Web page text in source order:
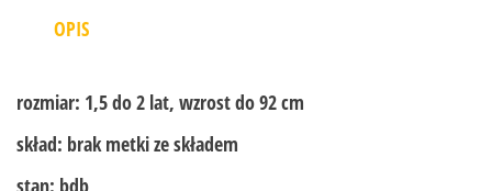
OPIS
rozmiar: 1,5 do 2 lat, wzrost do 92 cm
skład: brak metki ze składem
stan: bdb